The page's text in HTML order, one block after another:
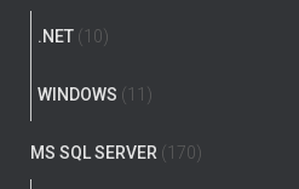
.NET (10)
WINDOWS (11)
MS SQL SERVER (170)